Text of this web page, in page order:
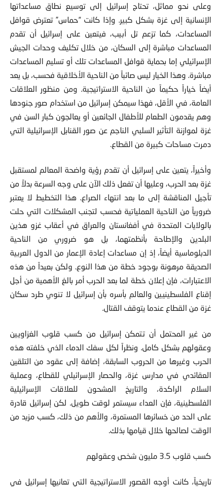
وعلى نحو مماثل، تحتاج إسرائيل إلى توسيع نطاق مساعداتها
الإنسانية إلى غزة بشكل كبير. وإذا كانت “حماس” تعترض قوافل
المساعدات، كما تزعم تل أبيب، فيتعين على إسرائيل أن تقدم
المساعدات مباشرة إلى السكان، من خلال تكليف وحدات الجيش
الإسرائيلي إما بحماية قوافل المساعدات تلك أو تسليم المساعدات
مباشرة. وهذا الخيار ليس صائباً من الناحية الأخلاقية فحسب، بل يعد
أيضاً خياراً حكيماً من الناحية الاستراتيجية. ومن منظور العلاقات
العامة، في الأقل، فهذا سيمكن إسرائيل من استخدام صور جنودها
وهم يقدمون الطعام للأطفال الجائعين أو يعالجون كبار السن في
غزة لموازنة التأثير السلبي الناجم عن صور القنابل الإسرائيلية التي
دمرت مساحات كبيرة من القطاع.
وأخيراً، يتعين على إسرائيل أن تقدم رؤية واضحة المعالم لمستقبل
غزة بعد الحرب، وعليها أن تفعل ذلك الآن على وجه السرعة بدلاً من
تأجيل المناقشة إلى ما بعد انتهاء الصراع. هذا التخطيط لا يعتبر
ضرورياً من الناحية العملياتية فحسب لتجنب المشكلات التي حلت
بالولايات المتحدة في أفغانستان والعراق في أعقاب غزو هذين
البلدين والإطاحة بأنظمتهما، بل هو ضروري من الناحية
الدبلوماسية أيضاً، إذ إن مساعدات إعادة الإعمار من الدول العربية
الصديقة مرهونة بوجود خطة من هذا النوع. ولكن بعيداً من هذه
الاعتبارات، فإن إعلان خطة لما بعد الحرب أمر بالغ الأهمية من أجل
إقناع الفلسطينيين والعالم بأسره بأن إسرائيل لا تنوي طرد سكان
غزة من القطاع عندما يتوقف القتال.
من غير المحتمل أن تتمكن إسرائيل من كسب قلوب الغزاويين
وعقولهم بشكل كامل. ونظراً لكل سفك الدماء الذي خلفته هذه
الحرب وغيرها من الحروب السابقة، إضافة إلى عقود من التلقين
العقائدي في مدارس غزة، والحصار الإسرائيلي للقطاع، وعملية
السلام الراكدة، والتاريخ المشحون للعلاقات الإسرائيلية
الفلسطينية، فإن العداء سيستمر لوقت طويل. لكن إسرائيل قادرة
على الحد من خسائرها المستمرة، والأهم من ذلك، كسب مزيد من
الوقت لصالحها خلال قيامها بذلك.
كسب قلوب 3.5 مليون شخص وعقولهم
تاريخياً، كانت أوجه القصور الاستراتيجية التي تعانيها إسرائيل في